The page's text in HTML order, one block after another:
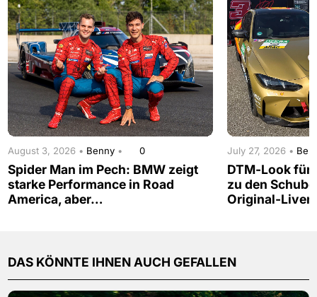
August 3, 2026 • Benny • 0
Spider Man im Pech: BMW zeigt
starke Performance in Road
America, aber…
July 27, 2026 •
DTM-Look für
zu den
Original-
DAS KÖNNTE IHNEN AUCH GEFALLEN